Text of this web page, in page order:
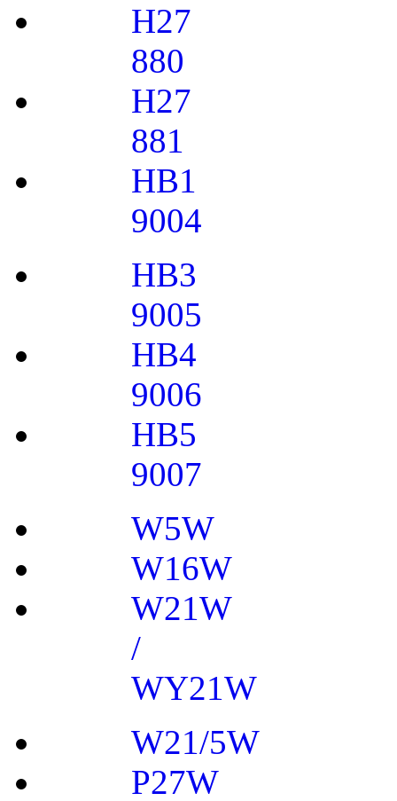
H27
880
H27
881
HB1
9004
HB3
9005
HB4
9006
HB5
9007
W5W
W16W
W21W
/
WY21W
W21/5W
P27W